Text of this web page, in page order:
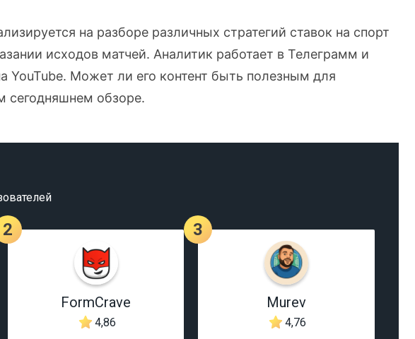
на разборе различных стратегий ставок на спорт
исходов матчей. Аналитик работает в Телеграмм и
YouTube. Может ли его контент быть полезным для
сегодняшнем обзоре.
2
FormCrave
4,86
3
Murev
4,76